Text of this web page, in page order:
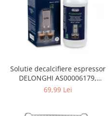
Solutie decalcifiere espressor
DELONGHI AS00006179,
DLSC500, 500 ml
69,99 Lei